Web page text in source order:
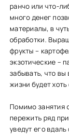
ранчо или что-
много денег
материалы, в
обработки.
фрукты –
экзотические –
забывать, что вы
жизни будет
Помимо занятия
пережить ряд
уведут его